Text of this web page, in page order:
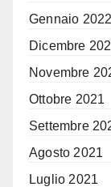
Gennaio 2022
Dicembre
Novembre
Ottobre 2021
Settembre
Agosto 2021
Luglio 2021